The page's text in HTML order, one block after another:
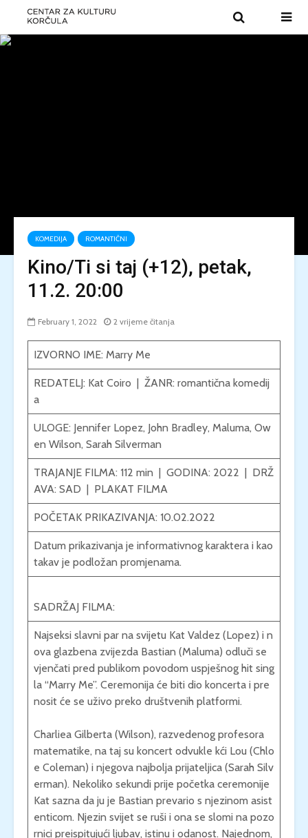
KOMEDIJA ROMANTIČNI
Kino/Ti si taj (+12), petak,
11.2. 20:00
February 1, 2022 2 vrijeme čitanja
IZVORNO IME: Marry Me
REDATELJ: Kat Coiro | ŽANR: romantična komedij
a
ULOGE: Jennifer Lopez, John Bradley, Maluma, Ow
en Wilson, Sarah Silverman
TRAJANJE FILMA: 112 min | GODINA: 2022 | DRŽ
AVA: SAD | PLAKAT FILMA
POČETAK PRIKAZIVANJA: 10.02.2022
Datum prikazivanja je informativnog karaktera i kao
takav je podložan promjenama.
SADRŽAJ FILMA:
Najseksi slavni par na svijetu Kat Valdez (Lopez) i n
ova glazbena zvijezda Bastian (Maluma) odluči se
vjenčati pred publikom povodom uspješnog hit sing
la “Marry Me”. Ceremonija će biti dio koncerta i pre
nosit će se uživo preko društvenih platformi.
Charliea Gilberta (Wilson), razvedenog profesora
matematike, na taj su koncert odvukle kći Lou (Chlo
e Coleman) i njegova najbolja prijateljica (Sarah Silv
erman). Nekoliko sekundi prije početka ceremonije
Kat sazna da ju je Bastian prevario s njezinom asist
enticom. Njezin svijet se ruši i ona se slomi na pozo
rnici preispitujući ljubav, istinu i odanost. Najednom,